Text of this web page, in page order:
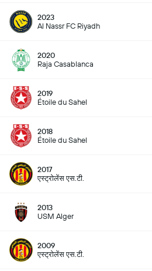
2023
Al Nassr FC Riyadh
2020
Raja Casablanca
2019
Étoile du Sahel
2018
Étoile du Sahel
2017
एस्ट्रोलेंस एस.टी.
2013
USM Alger
2009
एस्ट्रोलेंस एस.टी.